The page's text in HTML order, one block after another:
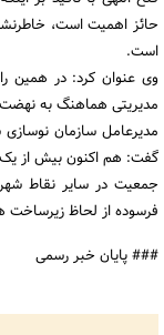
حائز اهمیت است،
است.
وی عنوان کرد: در همین
مدیریتی هماهنگ به
مدیرعامل سازمان
گفت: هم اکنون بیش از یک
جمعیت در سایر نقاط
فرسوده از لحاظ زیرساخت
### پایان خبر رسمی